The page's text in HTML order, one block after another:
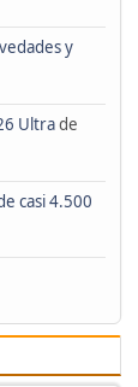
y
Ultrade
casi 4.500